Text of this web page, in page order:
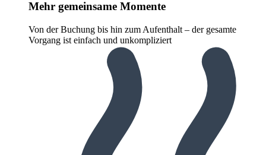
Mehr gemeinsame Momente
Von der Buchung bis hin zum Aufenthalt – der gesamte
Vorgang ist einfach und unkompliziert